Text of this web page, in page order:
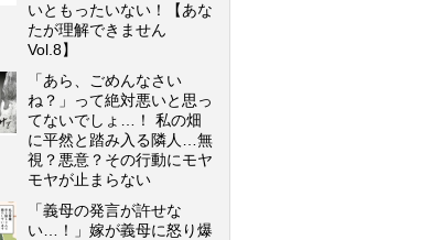
いともったいない！【あな
たが理解できません
Vol.8】
「あら、ごめんなさい
ね？」って絶対悪いと思っ
てないでしょ…！ 私の畑
に平然と踏み入る隣人…無
視？悪意？その行動にモヤ
モヤが止まらない
「義母の発言が許せな
い…！」嫁が義母に怒り爆